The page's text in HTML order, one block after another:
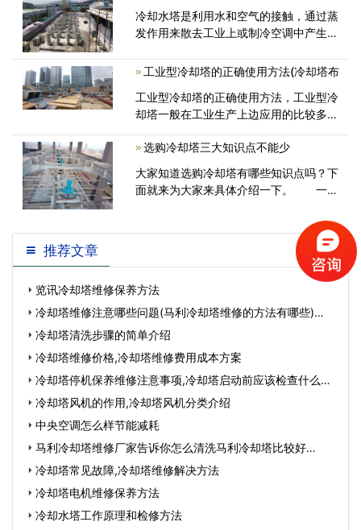
在有热空气产生，粉末飞纷的场所，否则
要<
冷却水塔是利用水和空气的接触，通过蒸
发作用来散去工业上或制冷空调中产生的
进行工作的吗？下面就来为大家来介绍一
工业型冷却塔的正确使用方法(冷却塔布
工业型冷却塔的正确使用方法，工业型冷
却塔一般在工业生产上边应用的比较多，
特别大的呢，如果我们要想激发它的实际
效果恰当的运用方法是十分关键的。为<
选购冷却塔三大知识点不能少
大家知道选购冷却塔有哪些知识点吗？下
面就来为大家来具体介绍一下。 一、
推荐文章
览讯冷却塔维修保养方法
冷却塔维修注意哪些问题(马利冷却塔维修的方法有哪些)…
冷却塔清洗步骤的简单介绍
冷却塔维修价格,冷却塔维修费用成本方案
冷却塔停机保养维修注意事项,冷却塔启动前应该检查什么…
冷却塔风机的作用,冷却塔风机分类介绍
中央空调怎么样节能减耗
马利冷却塔维修厂家告诉你怎么清洗马利冷却塔比较好…
冷却塔常见故障,冷却塔维修解决方法
冷却塔电机维修保养方法
冷却水塔工作原理和检修方法